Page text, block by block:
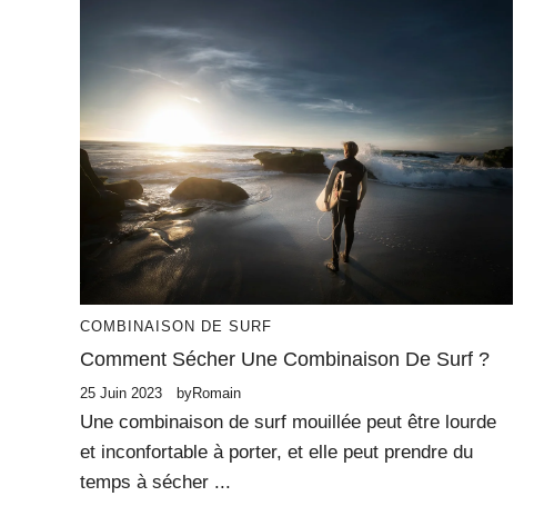
COMBINAISON DE SURF
Comment Sécher Une Combinaison De Surf ?
25 Juin 2023 byRomain
Une combinaison de surf mouillée peut être lourde
et inconfortable à porter, et elle peut prendre du
temps à sécher ...